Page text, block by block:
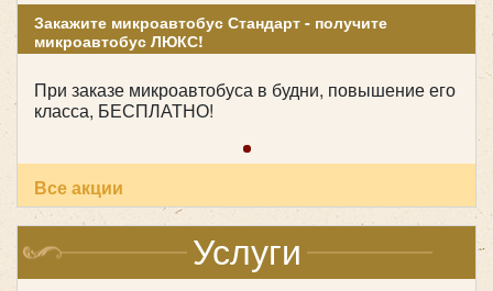
Закажите микроавтобус Стандарт - получите
микроавтобус ЛЮКС!
При заказе микроавтобуса в будни, повышение его
класса, БЕСПЛАТНО!
Все акции
Услуги